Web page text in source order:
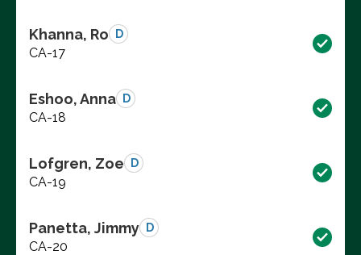
Khanna, Ro D
CA-17
Eshoo, Anna D
CA-18
Lofgren, Zoe D
CA-19
Panetta, Jimmy D
CA-20